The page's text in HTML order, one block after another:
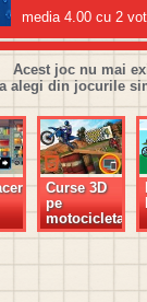
media 4.00 cu 2
Acest joc nu mai
alegi din jocurile
Curse 3D
pe
motocicleta